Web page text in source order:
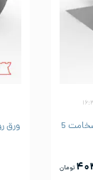
ورق رول استیل 430 عرض 1000 ضخامت 5
تومان